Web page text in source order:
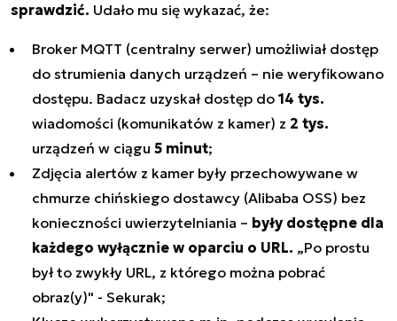
sprawdzić. Udało mu się wykazać, że:
Broker MQTT (centralny serwer) umożliwiał dostęp
do strumienia danych urządzeń – nie weryfikowano
dostępu. Badacz uzyskał dostęp do 14 tys.
wiadomości (komunikatów z kamer) z 2 tys.
urządzeń w ciągu 5 minut;
Zdjęcia alertów z kamer były przechowywane w
chmurze chińskiego dostawcy (Alibaba OSS) bez
konieczności uwierzytelniania – były dostępne dla
każdego wyłącznie w oparciu o URL. „Po prostu
był to zwykły URL, z którego można pobrać
obraz(y)" - Sekurak;